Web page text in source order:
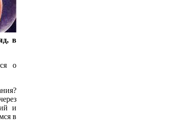
в
о
и
в